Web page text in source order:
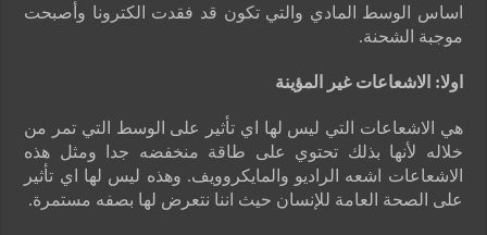
اساس الوسط المادي والتي تكون قد فقدت الكترونا وأصبحت
موجبة الشحنة.
اولا: الاشعاعات غير المؤينة
هي الاشعاعات التي ليس لها اي تأثير على الوسط التي تمر من
خلاله لأنها بذلك تحتوي على طاقة منخفضه جدا ومثل هذه
الاشعاعات اشعه الراديو والمايكروويف. وهذه ليس لها اي تأثير
على الصحة العامة للإنسان حيث اننا نتعرض لها بصفه مستمرة.